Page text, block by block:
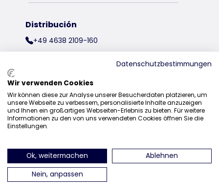
Distribución
+49 4638 2109-160
encuéntranos en Instagram
encuéntranos en Facebook
encuéntranos en
Datenschutzbestimmungen
Wir verwenden Cookies
Wir können diese zur Analyse unserer Besucherdaten platzieren, um
unsere Webseite zu verbessern, personalisierte Inhalte anzuzeigen
und Ihnen ein großartiges Webseiten-Erlebnis zu bieten. Für weitere
Informationen zu den von uns verwendeten Cookies öffnen Sie die
Einstellungen.
Ok, weitermachen
Ablehnen
Nein, anpassen